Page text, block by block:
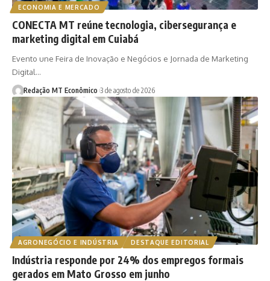
ECONOMIA E MERCADO
CONECTA MT reúne tecnologia, cibersegurança e
marketing digital em Cuiabá
Evento une Feira de Inovação e Negócios e Jornada de Marketing
Digital…
Redação MT Econômico 3 de agosto de 2026
AGRONEGÓCIO E INDÚSTRIA DESTAQUE EDITORIAL
Indústria responde por 24% dos empregos formais
gerados em Mato Grosso em junho